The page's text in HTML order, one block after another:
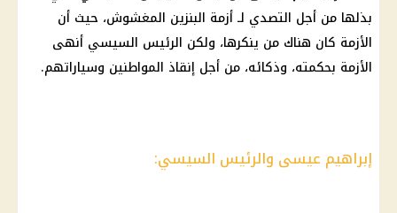
بذلها من أجل التصدي لـ أزمة البنزين المغشوش، حيث أن
الأزمة كان هناك من ينكرها، ولكن الرئيس السيسي أنهى
الأزمة بحكمته، وذكائه، من أجل إنقاذ المواطنين وسياراتهم.
إبراهيم عيسى والرئيس السيسي: